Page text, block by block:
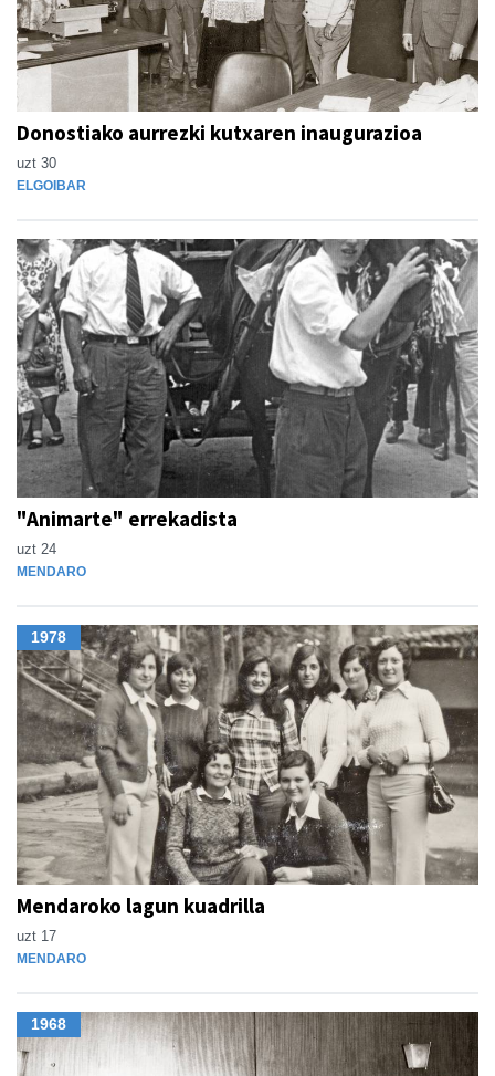
Donostiako aurrezki kutxaren inaugurazioa
uzt 30
ELGOIBAR
"Animarte" errekadista
uzt 24
MENDARO
1978
Mendaroko lagun kuadrilla
uzt 17
MENDARO
1968